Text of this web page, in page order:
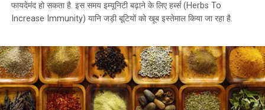
फायदेमंद हो सकता है. इस समय इम्यूनिटी बढ़ाने के लिए हर्ब्स (Herbs To
Increase Immunity) यानि जड़ी बूटियों को खूब इस्तेमाल किया जा रहा है.